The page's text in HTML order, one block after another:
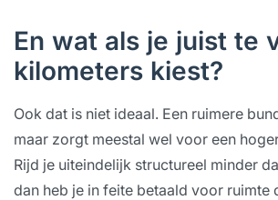
En wat als je juist te
kilometers kiest?
Ook dat is niet ideaal. Een ruimere
maar zorgt meestal wel voor een
Rijd je uiteindelijk structureel minder
dan heb je in feite betaald voor ruimte